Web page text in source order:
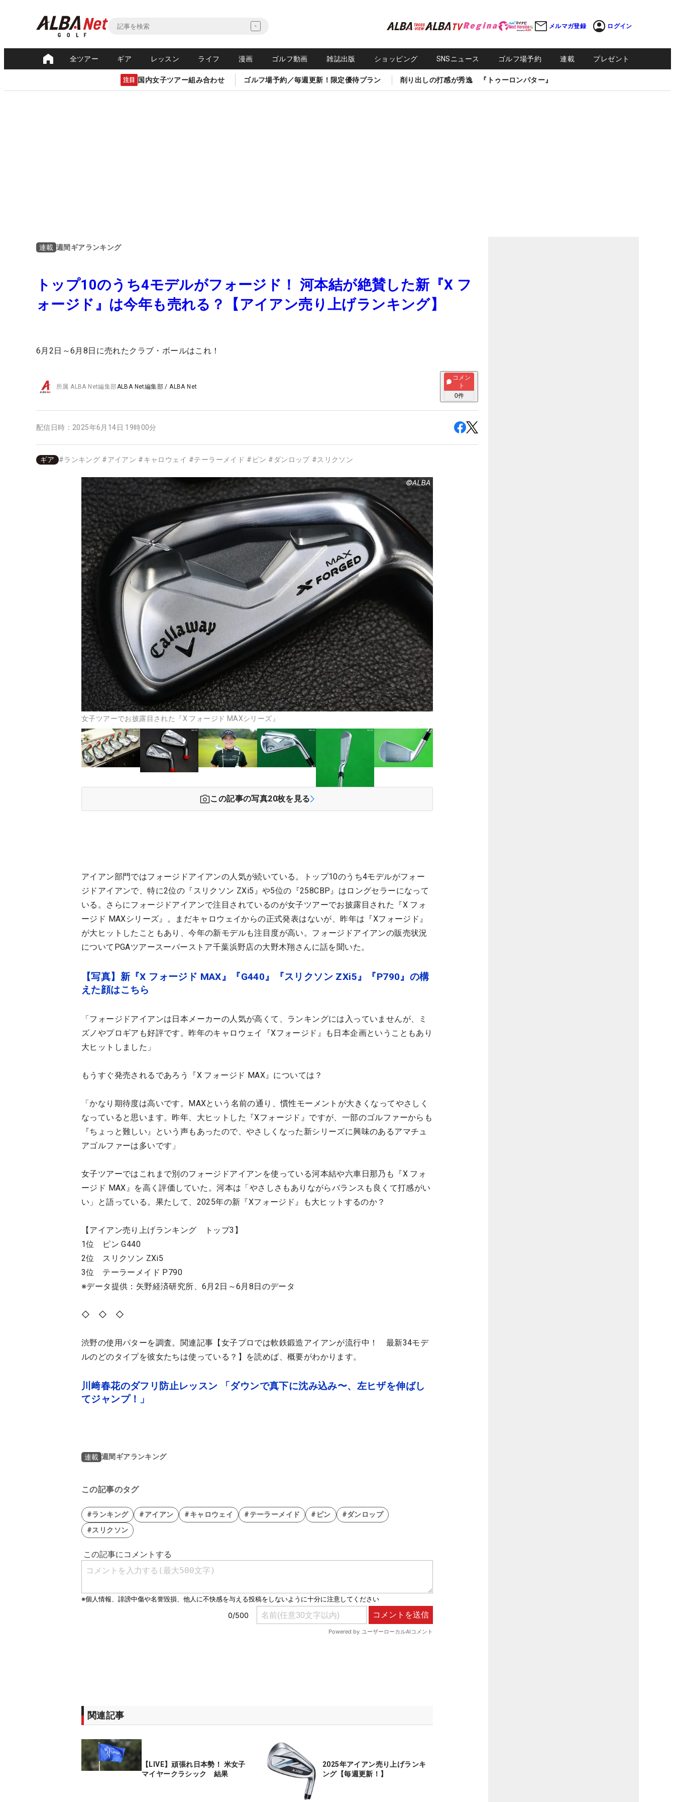
メルマガ登録 ログイン
全ツアー ギア レッスン ライフ 漫画 ゴルフ動画 雑誌出版 ショッピング SNSニュース ゴルフ場予約 連載 プレゼント
注目 国内女子ツアー組み合わせ ゴルフ場予約／毎週更新！限定優待プラン 削り出しの打感が秀逸 『トゥーロンパター』
連載 週間ギアランキング
トップ10のうち4モデルがフォージド！ 河本結が絶賛した新『X フ
ォージド』は今年も売れる？【アイアン売り上げランキング】
6月2日～6月8日に売れたクラブ・ボールはこれ！
所属 ALBA Net編集部ALBA Net編集部 / ALBA Net
コメン
ト
0件
配信日時： 2025年6月14日 19時00分
ギア #ランキング #アイアン #キャロウェイ #テーラーメイド # ピン # ダンロップ #スリクソン
女子ツアーでお披露目された『X フォージド MAXシリーズ』
この記事の写真20枚を見る
アイアン部門ではフォージドアイアンの人気が続いている。トップ10のうち4モデルがフォー
ジドアイアンで、特に2位の『スリクソン ZXi5』や5位の『258CBP』はロングセラーになって
いる。さらにフォージドアイアンで注目されているのが女子ツアーでお披露目された『X フォ
ージド MAXシリーズ』。まだキャロウェイからの正式発表はないが、昨年は『Xフォージド』
が大ヒットしたこともあり、今年の新モデルも注目度が高い。フォージドアイアンの販売状況
についてPGAツアースーパーストア千葉浜野店の大野木翔さんに話を聞いた。
【写真】新『X フォージド MAX』『G440』『スリクソン ZXi5』『P790』の構
えた顔はこちら
「フォージドアイアンは日本メーカーの人気が高くて、ランキングには入っていませんが、ミ
ズノやプロギアも好評です。昨年のキャロウェイ『Xフォージド』も日本企画ということもあり
大ヒットしました」
もうすぐ発売されるであろう『X フォージド MAX』については？
「かなり期待度は高いです。MAXという名前の通り、慣性モーメントが大きくなってやさしく
なっていると思います。昨年、大ヒットした『Xフォージド』ですが、一部のゴルファーからも
『ちょっと難しい』という声もあったので、やさしくなった新シリーズに興味のあるアマチュ
アゴルファーは多いです」
女子ツアーではこれまで別のフォージドアイアンを使っている河本結や六車日那乃も『X フォ
ージド MAX』を高く評価していた。河本は「やさしさもありながらバランスも良くて打感がい
い」と語っている。果たして、2025年の新『Xフォージド』も大ヒットするのか？
【アイアン売り上げランキング トップ3】
1位 ピン G440
2位 スリクソン ZXi5
3位 テーラーメイド P790
※データ提供：矢野経済研究所、6月2日～6月8日のデータ
◇ ◇ ◇
渋野の使用パターを調査。関連記事【女子プロでは軟鉄鍛造アイアンが流行中！ 最新34モデ
ルのどのタイプを彼女たちは使っている？】を読めば、概要がわかります。
川﨑春花のダフリ防止レッスン 「ダウンで真下に沈み込み〜、左ヒザを伸ばし
てジャンプ！」
連載 週間ギアランキング
この記事のタグ
#ランキング #アイアン #キャロウェイ #テーラーメイド #ピン
#ダンロップ
#スリクソン
関連記事
【LIVE】頑張れ日本勢！ 米女子
マイヤークラシック 結果
2025年アイアン売り上げランキ
ング【毎週更新！】